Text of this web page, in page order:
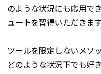
のような状況にも応用で
ュートを習得いただきます
ツールを限定しないメソ
どのような状況下でも好